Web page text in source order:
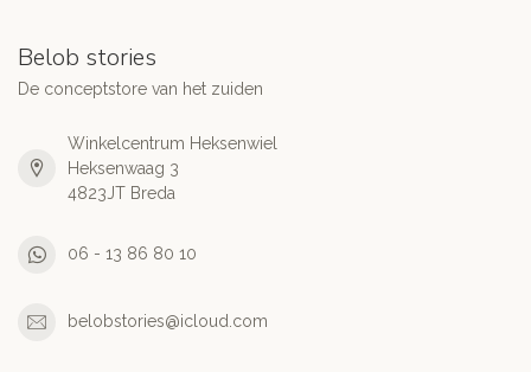
Belob stories
De conceptstore van het zuiden
Winkelcentrum Heksenwiel
Heksenwaag 3
4823JT Breda
06 - 13 86 80 10
belobstories@icloud.com